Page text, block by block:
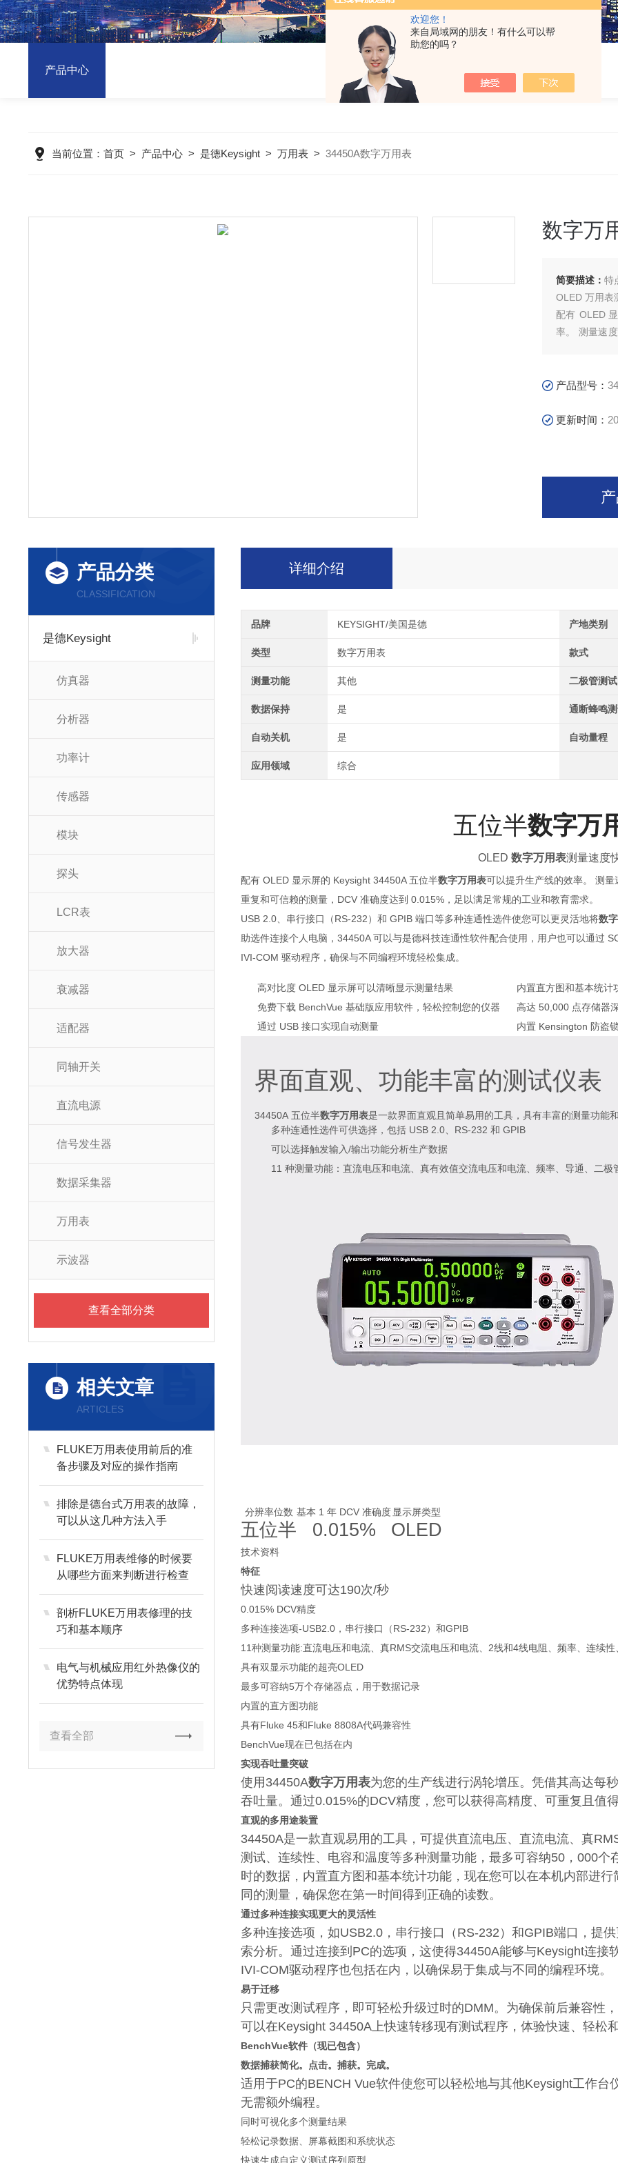
欢迎您！
来自局域网的朋友！有什么可以帮
助您的吗？
产品中心
当前位置： 首页> 产品中心> 是德Keysight> 万用表> 34450A数字万用表
数字万
简要描述： 特
OLED 万用表
配有 OLED
率。 测量速
产品型号：
更新时间：
产品分类
CLASSIFICATION
是德Keysight
仿真器
分析器
功率计
传感器
模块
探头
LCR表
放大器
衰减器
适配器
同轴开关
直流电源
信号发生器
数据采集器
万用表
示波器
查看全部分类
相关文章
ARTICLES
FLUKE万用表使用前后的准
备步骤及对应的操作指南
排除是德台式万用表的故障，
可以从这几种方法入手
FLUKE万用表维修的时候要
从哪些方面来判断进行检查
剖析FLUKE万用表修理的技
巧和基本顺序
电气与机械应用红外热像仪的
优势特点体现
查看全部
详细介绍
品牌 KEYSIGHT/美国是德 产地类别
类型 数字万用表 款式
测量功能 其他 二极管测试
数据保持 是 通断蜂鸣
自动关机 是 自动量程
应用领域 综合
五位半数字万
OLED数字万用表测量速度
配有 OLED 显示屏的 Keysight 34450A 五位半数字万用表可以提升生产线的效率。 测
重复和可信赖的测量，DCV 准确度达到 0.015%，足以满足常规的工业和教育需求。
USB 2.0、串行接口（RS-232）和 GPIB 端口等多种连通性选件使您可以更灵活地将数
助选件连接个人电脑，34450A 可以与是德科技连通性软件配合使用，用户也可以通过
IVI-COM 驱动程序，确保与不同编程环境轻松集成。
高对比度 OLED 显示屏可以清晰显示测量结果
免费下载 BenchVue 基础版应用软件，轻松控制您的仪器
通过 USB 接口实现自动测量
内置直方图和基本统计
高达 50,000 点存储器
内置 Kensington 防盗
界面直观、功能丰富的测试仪表
34450A 五位半数字万用表是一款界面直观且简单易用的工具，具有丰富的测量功能
多种连通性选件可供选择，包括 USB 2.0、RS-232 和 GPIB
可以选择触发输入/输出功能分析生产数据
11 种测量功能：直流电压和电流、真有效值交流电压和电流、频率、导通、二极
分辨率位数
五位半
基本 1 年 DCV 准确度
0.015%
显示屏类型
OLED
技术资料
特征
快速阅读速度可达190次/秒
0.015% DCV精度
多种连接选项-USB2.0，串行接口（RS-232）和GPIB
11种测量功能:直流电压和电流、真RMS交流电压和电流、2线和4线电阻、频率、连续
具有双显示功能的超亮OLED
最多可容纳5万个存储器点，用于数据记录
内置的直方图功能
具有Fluke 45和Fluke 8808A代码兼容性
BenchVue现在已包括在内
实现吞吐量突破
使用34450A数字万用表为您的生产线进行涡轮增压。凭借其高达每
吞吐量。通过0.015%的DCV精度，您可以获得高精度、可重复且值
直观的多用途装置
34450A是一款直观易用的工具，可提供直流电压、直流电流、真
测试、连续性、电容和温度等多种测量功能，最多可容纳50，000
时的数据，内置直方图和基本统计功能，现在您可以在本机内部进
同的测量，确保您在第一时间得到正确的读数。
通过多种连接实现更大的灵活性
多种连接选项，如USB2.0，串行接口（RS-232）和GPIB端口，提
索分析。通过连接到PC的选项，这使得34450A能够与Keysight连
IVI-COM驱动程序也包括在内，以确保易于集成与不同的编程环境。
易于迁移
只需更改测试程序，即可轻松升级过时的DMM。为确保前后兼容性
可以在Keysight 34450A上快速转移现有测试程序，体验快速、轻松
BenchVue软件（现已包含）
数据捕获简化。点击。捕获。完成。
适用于PC的BENCH Vue软件使您可以轻松地与其他Keysight工作
无需额外编程。
同时可视化多个测量结果
轻松记录数据、屏幕截图和系统状态
快速生成自定义测试序列原型